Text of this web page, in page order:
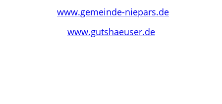
www.gemeinde-niepars.de
www.gutshaeuser.de